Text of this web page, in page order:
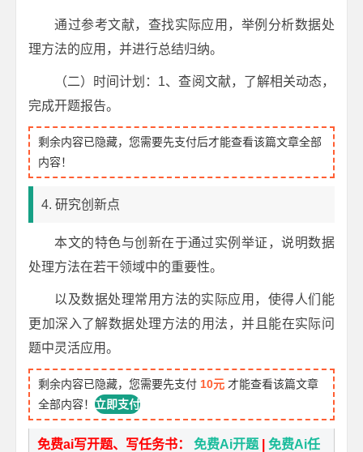
通过参考文献，查找实际应用，举例分析数据处
理方法的应用，并进行总结归纳。
（二）时间计划：1、查阅文献，了解相关动态，
完成开题报告。
剩余内容已隐藏，您需要先支付后才能查看该篇文章全部
内容！
4. 研究创新点
本文的特色与创新在于通过实例举证，说明数据
处理方法在若干领域中的重要性。
以及数据处理常用方法的实际应用，使得人们能
更加深入了解数据处理方法的用法，并且能在实际问
题中灵活应用。
剩余内容已隐藏，您需要先支付 10元 才能查看该篇文章
全部内容！立即支付
免费ai写开题、写任务书：免费Ai开题 |免费Ai任